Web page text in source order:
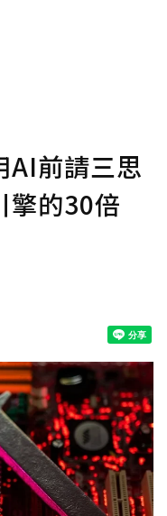
AI前請三思
擎的30倍